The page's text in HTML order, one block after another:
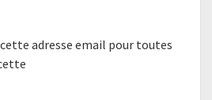
adresse email pour toutes